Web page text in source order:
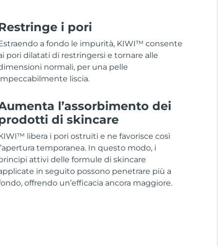
i pori
a fondo le impurità, KIWI™ consente
pori dilatati di restringersi e tornare alle
normali, per una pelle
liscia.
l’assorbimento dei
di skincare
libera i pori ostruiti e ne favorisce così
temporanea. In questo modo, i
attivi delle formule di skincare
in seguito possono penetrare più a
offrendo un’efficacia ancora maggiore.